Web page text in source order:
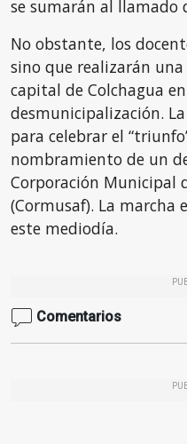
se sumarán al llamado
No obstante, los
sino que realizarán
capital de Colchagua
desmunicipalización.
para celebrar el
nombramiento de un
Corporación Municipal
(Cormusaf). La marcha
este mediodía.
Comentarios